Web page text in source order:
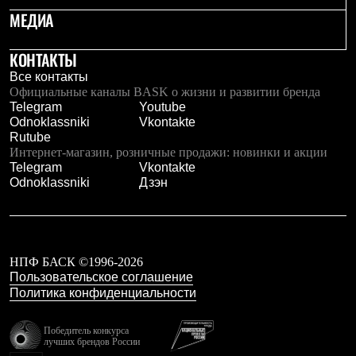
Рубашки
Футболки
Брюки
Термобелье
Теплое термобелье
Среднее термобелье
Легкое термобелье
Флисовая одежда
Куртки
Брюки
Детская одежда
Комбинезоны
Куртки
Брюки
Футболки
Толстовки
МЕДИА
КОНТАКТЫ
Все контакты
Официальные каналы BASK о жизни и развитии бренда
Telegram
Youtube
Odnoklassniki
Vkontakte
Rutube
Интернет-магазин, розничные продажи: новинки и акции
Telegram
Vkontakte
Odnoklassniki
Дзэн
НПФ БАСК ©1996-2026
Пользовательское соглашение
Политика конфиденциальности
Победитель конкурса
лучших брендов России